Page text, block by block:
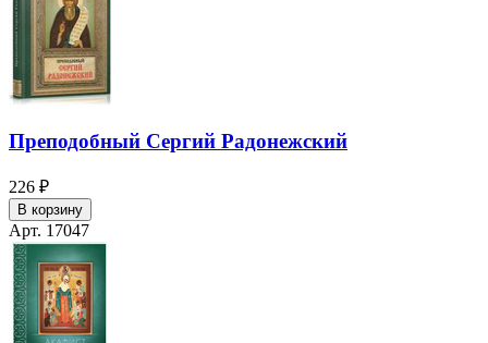
Преподобный Сергий Радонежский
226 ₽
В корзину
Арт. 17047